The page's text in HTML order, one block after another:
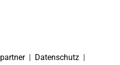
| Datenschutz